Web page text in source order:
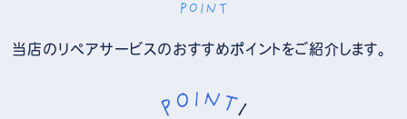
POINT
当店のリペアサービスのおすすめポイントをご紹介します。